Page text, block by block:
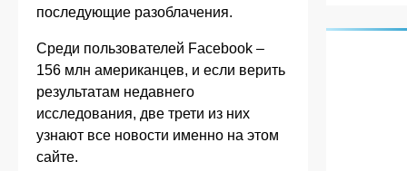
последующие разоблачения.
Среди пользователей Facebook –
156 млн американцев, и если верить
результатам недавнего
исследования, две трети из них
узнают все новости именно на этом
сайте.